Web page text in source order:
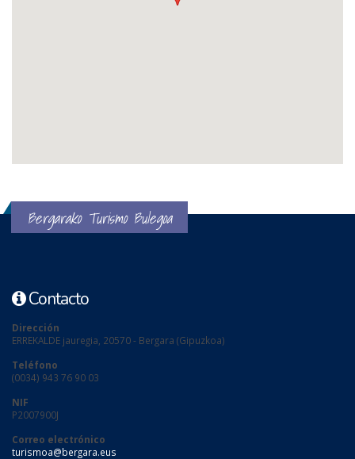
Bergarako Turismo Bulegoa
Contacto
Dirección
ERREKALDE jauregia, 20570 - Bergara (Gipuzkoa)
Teléfono
(0034) 943 76 90 03
NIF
P2007900J
Correo electrónico
turismoa@bergara.eus